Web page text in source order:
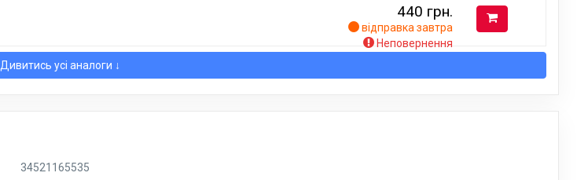
440 грн.
відправка завтра
Неповернення
Дивитись усі аналоги ↓
34521165535